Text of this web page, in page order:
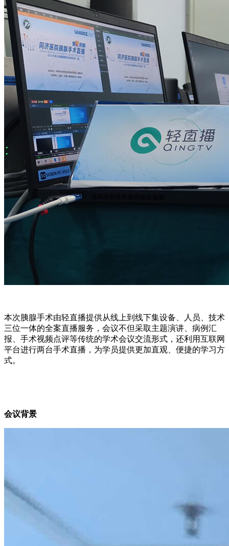
本次胰腺手术由轻直播提供从线上到线下集设备、人员、技术
三位一体的全案直播服务， 会议不但采取主题演讲、病例汇
报、手术视频点评等传统的学术会议交流形式，还利用互联网
平台进行两台手术直播，为学员提供更加直观、便捷的学习方
式。
会议背景